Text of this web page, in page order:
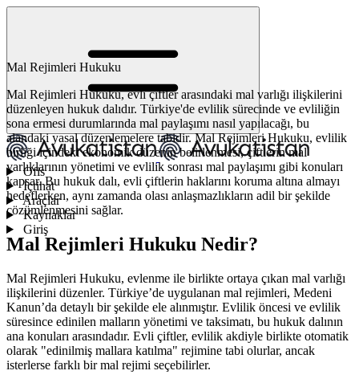
Ofis
İçtihat
Araçlar
Kaynaklar
Giriş
Mal Rejimleri Hukuku
Mal Rejimleri Hukuku, evli çiftler arasındaki mal varlığı ilişkilerini
düzenleyen hukuk dalıdır. Türkiye'de evlilik sürecinde ve evliliğin
sona ermesi durumlarında mal paylaşımı nasıl yapılacağı, bu
alandaki yasal düzenlemelere tabidir. Mal Rejimleri Hukuku, evlilik
birliği içindeki ekonomik düzenin belirlenmesi, çiftlerin mal
varlıklarının yönetimi ve evlilik sonrası mal paylaşımı gibi konuları
kapsar. Bu hukuk dalı, evli çiftlerin haklarını koruma altına almayı
hedeflerken, aynı zamanda olası anlaşmazlıkların adil bir şekilde
çözümlenmesini sağlar.
Mal Rejimleri Hukuku Nedir?
Mal Rejimleri Hukuku, evlenme ile birlikte ortaya çıkan mal varlığı
ilişkilerini düzenler. Türkiye’de uygulanan mal rejimleri, Medeni
Kanun’da detaylı bir şekilde ele alınmıştır. Evlilik öncesi ve evlilik
süresince edinilen malların yönetimi ve taksimatı, bu hukuk dalının
ana konuları arasındadır. Evli çiftler, evlilik akdiyle birlikte otomatik
olarak "edinilmiş mallara katılma" rejimine tabi olurlar, ancak
isterlerse farklı bir mal rejimi seçebilirler.